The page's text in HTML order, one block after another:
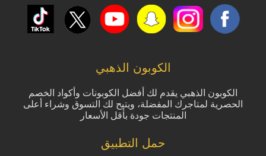
الكوبون الذهبي
الكوبون الذهبي يقدم لك أفضل الكوبونات وأكواد الخصم
الحصرية لمتاجرك المفضلة، ويتيح لك التسوق وشراء أعلى
المنتجات جودة بأقل الأسعار
حمل التطبيق